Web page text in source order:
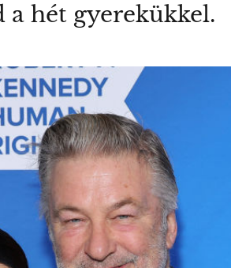
hét gyerekükkel.